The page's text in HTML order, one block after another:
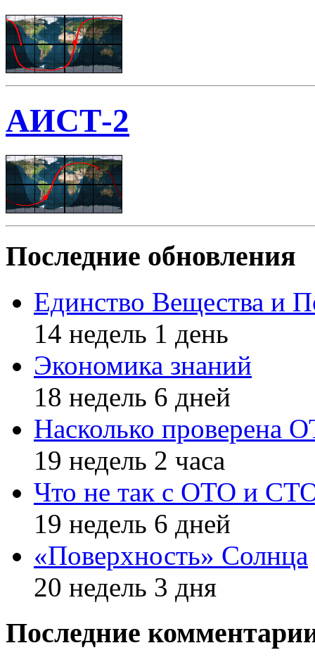
АИСТ-2
Последние обновления
Единство Вещества и
14 недель 1 день
Экономика знаний
18 недель 6 дней
Насколько проверена
19 недель 2 часа
Что не так с ОТО и
19 недель 6 дней
«Поверхность» Солнца
20 недель 3 дня
Последние